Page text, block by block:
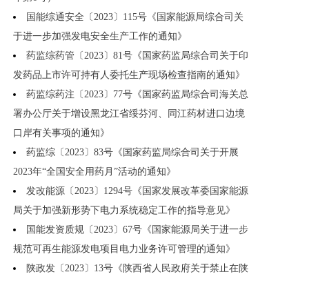
国能综通安全〔2023〕115号《国家能源局综合司关
于进一步加强发电安全生产工作的通知》
药监综药管〔2023〕81号《国家药监局综合司关于印
发药品上市许可持有人委托生产现场检查指南的通知》
药监综药注〔2023〕77号《国家药监局综合司海关总
署办公厅关于增设黑龙江省绥芬河、同江药材进口边境
口岸有关事项的通知》
药监综〔2023〕83号《国家药监局综合司关于开展
2023年“全国安全用药月”活动的通知》
发改能源〔2023〕1294号《国家发展改革委国家能源
局关于加强新形势下电力系统稳定工作的指导意见》
国能发资质规〔2023〕67号《国家能源局关于进一步
规范可再生能源发电项目电力业务许可管理的通知》
陕政发〔2023〕13号《陕西省人民政府关于禁止在陕